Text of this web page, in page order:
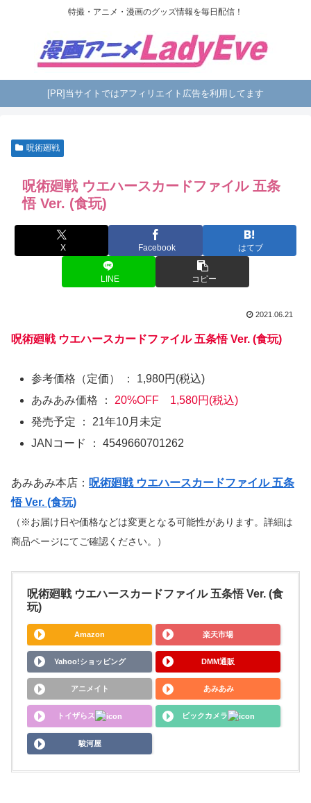
特撮・アニメ・漫画のグッズ情報を毎日配信！
[PR]当サイトではアフィリエイト広告を利用してます
呪術廻戦
呪術廻戦 ウエハースカードファイル 五条
悟 Ver. (食玩)
X Facebook はてブ
LINE コピー
2021.06.21
呪術廻戦 ウエハースカードファイル 五条悟 Ver. (食玩)
参考価格（定価） ： 1,980円(税込)
あみあみ価格 ： 20%OFF 1,580円(税込)
発売予定 ： 21年10月未定
JANコード ： 4549660701262
あみあみ本店： 呪術廻戦 ウエハースカードファイル 五条
悟 Ver. (食玩)
（※お届け日や価格などは変更となる可能性があります。詳細は
商品ページにてご確認ください。）
呪術廻戦 ウエハースカードファイル 五条悟 Ver. (食
玩)
Amazon 楽天市場
Yahoo!ショッピング DMM通販
アニメイト あみあみ
トイザらス ビックカメラ
駿河屋